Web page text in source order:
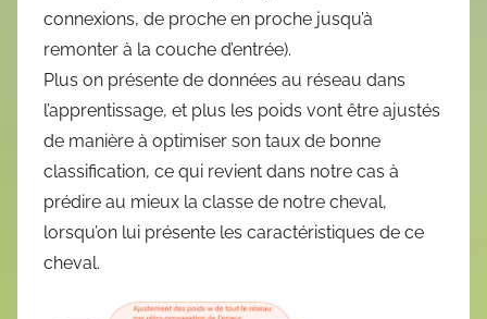
connexions, de proche en proche jusqu’à
remonter à la couche d’entrée).
Plus on présente de données au réseau dans
l’apprentissage, et plus les poids vont être ajustés
de manière à optimiser son taux de bonne
classification, ce qui revient dans notre cas à
prédire au mieux la classe de notre cheval,
lorsqu’on lui présente les caractéristiques de ce
cheval.